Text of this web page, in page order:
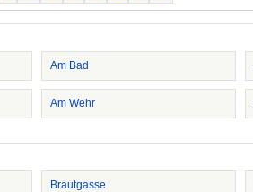
Am Bad
Am Wehr
Brautgasse